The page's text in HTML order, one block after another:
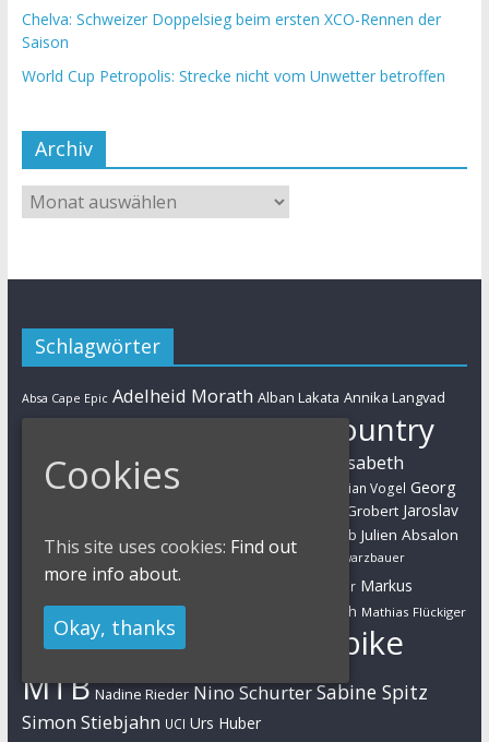
Chelva: Schweizer Doppelsieg beim ersten XCO-Rennen der
Saison
World Cup Petropolis: Strecke nicht vom Unwetter betroffen
Archiv
Schlagwörter
Absa Cape Epic Adelheid Morath Alban Lakata Annika Langvad
Cross-Country
Cyclo-Cross Daniel Geismayr
Elisabeth
Brandau Esther Süss Eva Lechner Florian Vogel Georg
Helen Grobert Jaroslav
Julian Schelb Julien Absalon
Karl Platt Kathrin Stirnemann Kristian Hynek Luca Schwarzbauer
Manuel FumicMarathon Markus Bauer Markus
Kaufmann Markus Schulte-Lünzum Martin Gluth Mathias Flückiger
Max Brandl Moritz Milatz
Mountainbike
MTB Nadine Rieder Nino SchurterSabine Spitz
Simon Stiebjahn UCI Urs Huber
Cookies
This site uses cookies: Find out
more info about.
Okay, thanks